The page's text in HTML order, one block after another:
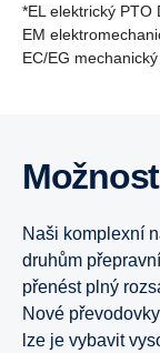
*EL elektrický PTO
EM
EC/EG
Super 13
vozidel.
Naši komplexní
druhům
přenést plný
Nové
lze je vybavit